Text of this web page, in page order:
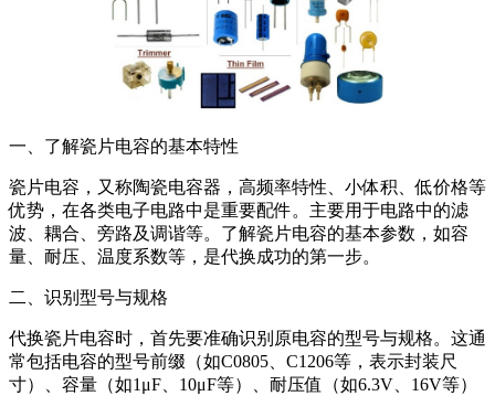
一、了解瓷片电容的基本特性
瓷片电容，又称陶瓷电容器，高频率特性、小体积、低价格等
优势，在各类电子电路中是重要配件。主要用于电路中的滤
波、耦合、旁路及调谐等。了解瓷片电容的基本参数，如容
量、耐压、温度系数等，是代换成功的第一步。
二、识别型号与规格
代换瓷片电容时，首先要准确识别原电容的型号与规格。这通
常包括电容的型号前缀（如C0805、C1206等，表示封装尺
寸）、容量（如1μF、10μF等）、耐压值（如6.3V、16V等）